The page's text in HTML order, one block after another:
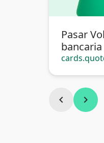
Pasar
chevron_left chevron_right